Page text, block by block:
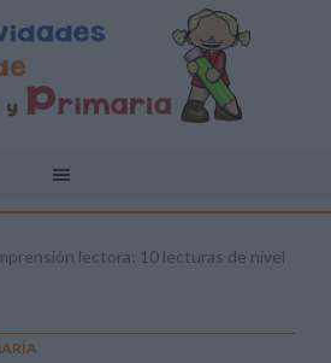
lectora: 10 lecturas de nivel